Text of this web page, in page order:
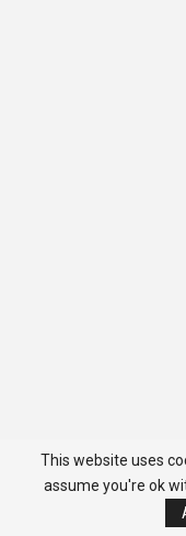
This website uses
assume you're ok